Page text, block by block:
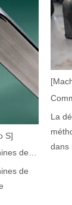
l'original.
S]
de
La
dans